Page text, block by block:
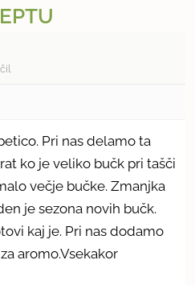
Pri nas delamo ta
ko je veliko bučk pri tašči
večje bučke. Zmanjka
je sezona novih bučk.
kaj je. Pri nas dodamo
aromo.Vsekakor